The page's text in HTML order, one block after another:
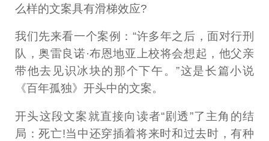
么样的文案具有滑梯效应?
我们先来看一个案例：“许多年之后，面对行刑
队，奥雷良诺·布恩地亚上校将会想起，他父亲
带他去见识冰块的那个下午。”这是长篇小说
《百年孤独》开头中的文案。
开头这段文案就直接向读者“剧透”了主角的结
局：死亡!当中还穿插着将来时和过去时，有种